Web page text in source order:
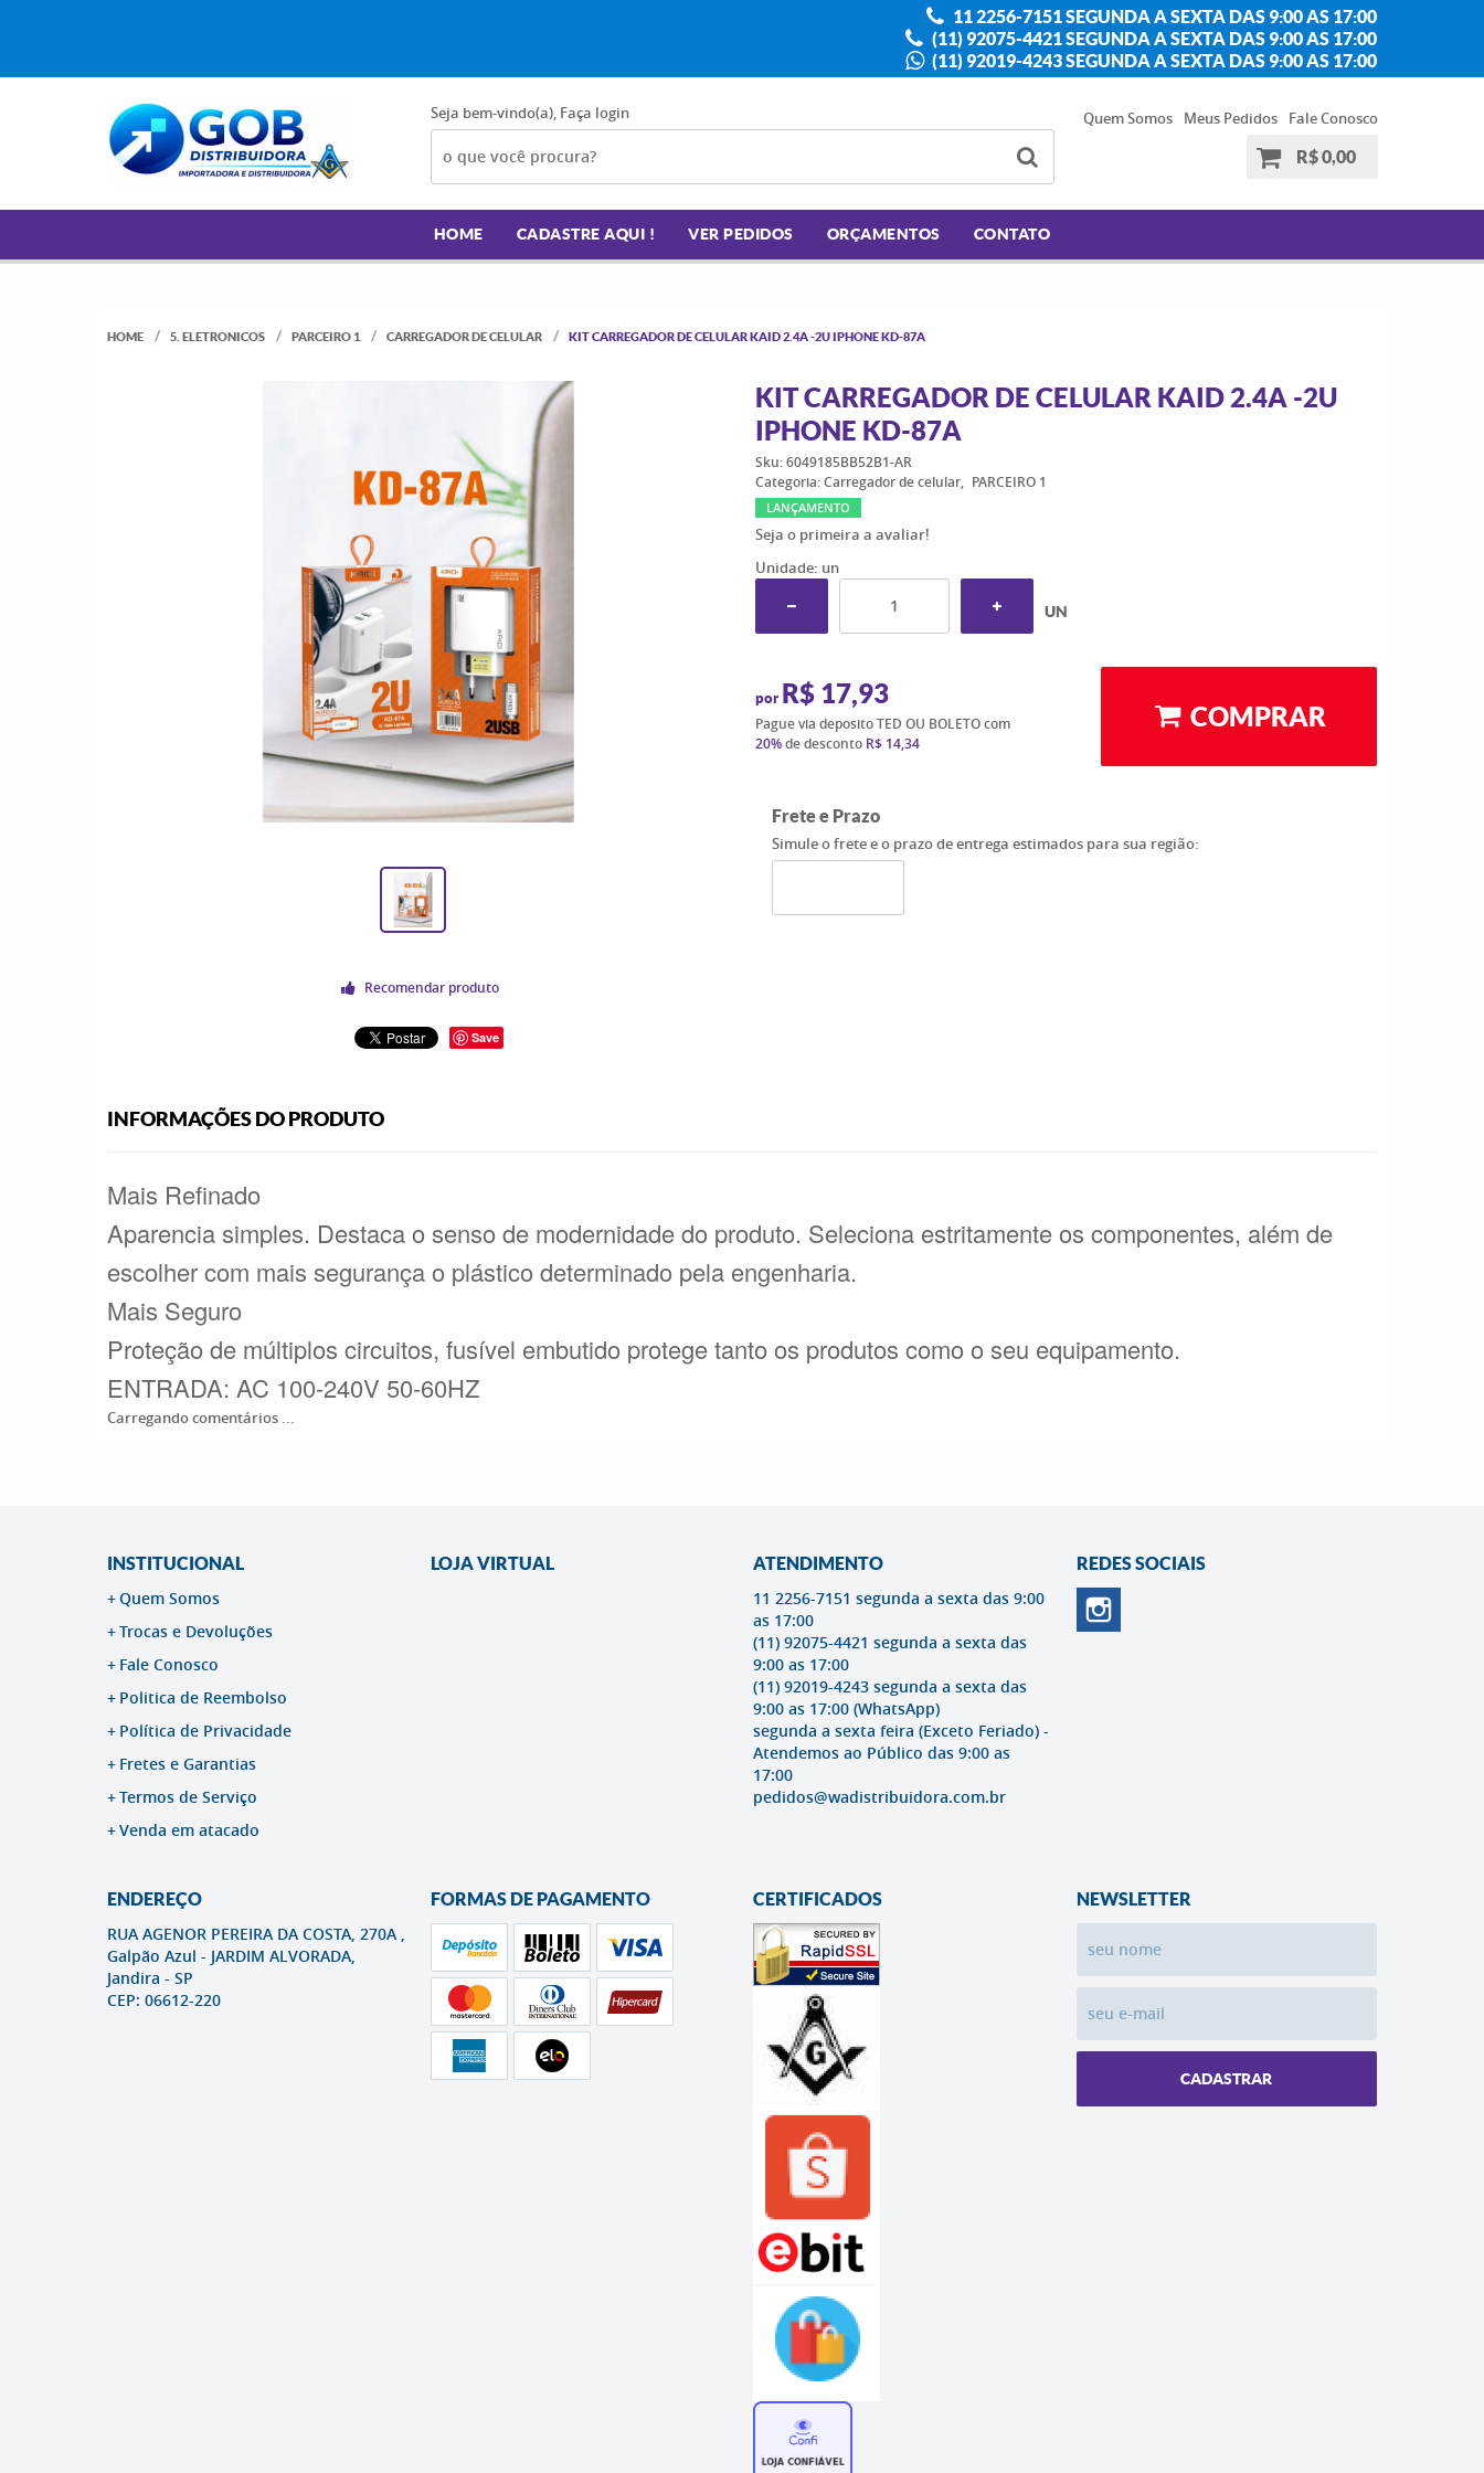
11 2256-7151 SEGUNDA A SEXTA DAS 9:00 AS 17:00
(11) 92075-4421 SEGUNDA A SEXTA DAS 9:00 AS 17:00
(11) 92019-4243 SEGUNDA A SEXTA DAS 9:00 AS 17:00
Seja bem-vindo(a), Faça login Quem Somos Meus Pedidos
Fale Conosco
R$ 0,00
HOME CADASTRE AQUI ! VER PEDIDOS ORÇAMENTOS CONTATO
HOME 5. ELETRONICOS PARCEIRO 1 CARREGADOR DE CELULAR KIT CARREGADOR DE CELULAR KAID 2.4A -2U IPHONE KD-87A
Recomendar produto
Save
KIT CARREGADOR DE CELULAR KAID 2.4A -2U
IPHONE KD-87A
Sku:6049185BB52B1-AR
Categoria: Carregador de celular PARCEIRO 1
LANÇAMENTO
Seja o primeira a avaliar!
Unidade: un
UN
por R$ 17,93
Pague via deposito TED OU BOLETO com
20%de desconto R$ 14,34
COMPRAR
Frete e Prazo
Simule o frete e o prazo de entrega estimados para sua região:
INFORMAÇÕES DO PRODUTO
Mais Refinado
Aparencia simples. Destaca o senso de modernidade do produto. Seleciona estritamente os componentes, além de
escolher com mais segurança o plástico determinado pela engenharia.
Mais Seguro
Proteção de múltiplos circuitos, fusível embutido protege tanto os produtos como o seu equipamento.
ENTRADA: AC 100-240V 50-60HZ
Carregando comentários ...
INSTITUCIONAL
Quem Somos
Trocas e Devoluções
Fale Conosco
Politica de Reembolso
Política de Privacidade
Fretes e Garantias
Termos de Serviço
Venda em atacado
LOJA VIRTUAL ATENDIMENTO
11 2256-7151 segunda a sexta das 9:00
as 17:00
(11) 92075-4421 segunda a sexta das
9:00 as 17:00
(11) 92019-4243 segunda a sexta das
9:00 as 17:00 (WhatsApp)
segunda a sexta feira (Exceto Feriado) -
Atendemos ao Público das 9:00 as
17:00
pedidos@wadistribuidora.com.br
REDES SOCIAIS
ENDEREÇO
RUA AGENOR PEREIRA DA COSTA, 270A ,
Galpão Azul - JARDIM ALVORADA,
Jandira - SP
CEP: 06612-220
FORMAS DE PAGAMENTO CERTIFICADOS NEWSLETTER
CADASTRAR